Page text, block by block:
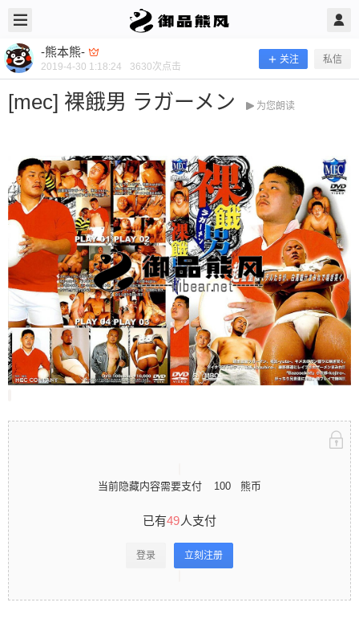
-熊本熊-
2019-4-30 1:18:24 3630次点击
关注 私信
[mec] 裸餓男 ラガーメン 为您朗读
当前隐藏内容需要支付 100 熊币
已有49人支付
登录 立刻注册
-熊本熊- @ 御品熊风 2019/4/30
[mec] 裸餓男 ラガーメン
当前隐藏内容需要支付100熊币 已有49人支付 登录
立刻注册 0 收藏
扫描二维码继续阅读